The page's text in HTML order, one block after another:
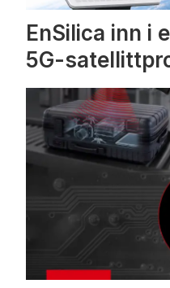
EnSilica inn i
5G-